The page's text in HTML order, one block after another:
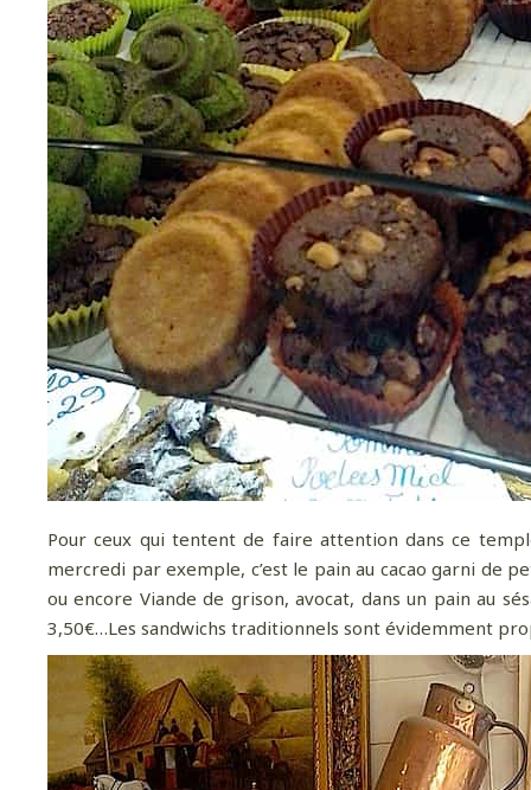
Pour ceux qui tentent de faire attention dans ce
mercredi par exemple, c’est le pain au cacao garni de
ou encore Viande de grison, avocat, dans un pain au
3,50€…Les sandwichs traditionnels sont évidemment